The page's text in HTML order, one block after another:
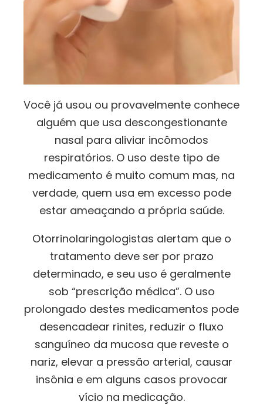
Você já usou ou provavelmente conhece
alguém que usa descongestionante
nasal para aliviar incômodos
respiratórios. O uso deste tipo de
medicamento é muito comum mas, na
verdade, quem usa em excesso pode
estar ameaçando a própria saúde.
Otorrinolaringologistas alertam que o
tratamento deve ser por prazo
determinado, e seu uso é geralmente
sob “prescrição médica”. O uso
prolongado destes medicamentos pode
desencadear rinites, reduzir o fluxo
sanguíneo da mucosa que reveste o
nariz, elevar a pressão arterial, causar
insônia e em alguns casos provocar
vício na medicação.